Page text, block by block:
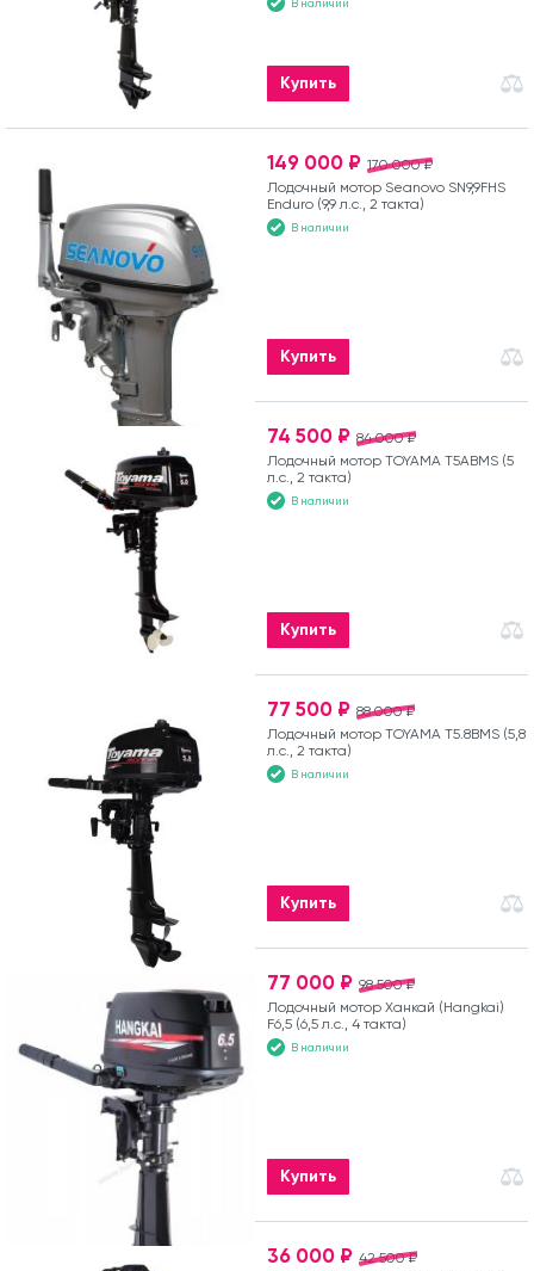
Купить
170 000 ₽
149 000 ₽
Лодочный мотор Seanovo SN9,9FHS
Enduro (9,9 л.с., 2 такта)
В наличии
Купить
84 000 ₽
74 500 ₽
Лодочный мотор TOYAMA T5ABMS (5
л.с., 2 такта)
В наличии
Купить
88 000 ₽
77 500 ₽
Лодочный мотор TOYAMA T5.8BMS (5,8
л.с., 2 такта)
В наличии
Купить
98 500 ₽
77 000 ₽
Лодочный мотор Ханкай (Hangkai)
F6,5 (6,5 л.с., 4 такта)
В наличии
Купить
42 500 ₽
36 000 ₽